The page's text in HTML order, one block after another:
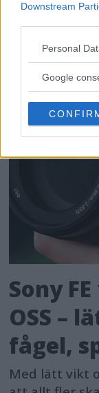
Downstream
Please note that
not limited to
use your data
consent section.
Personal
Google
Sony
OSS –
fågel,
Med lätt vikt